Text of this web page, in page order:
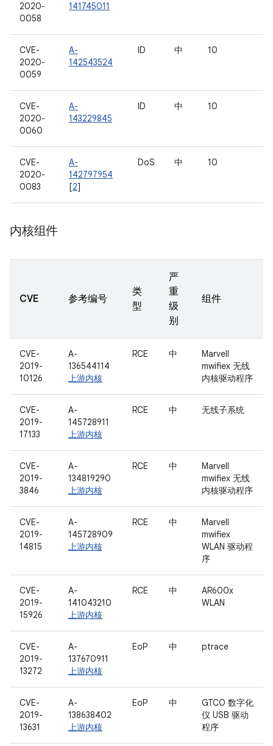
2020-
0058
141745011
CVE-
2020-
0059
A-
142543524
ID 中 10
CVE-
2020-
0060
A-
143229845
ID 中 10
CVE-
2020-
0083
A-
142797954
[2]
DoS 中 10
内核组件
CVE 参考编号
类
型
严
重
级
别
组件
CVE-
2019-
10126
A-
136544114
上游内核
RCE 中
Marvell
mwifiex 无线
内核驱动程序
CVE-
2019-
17133
A-
145728911
上游内核
RCE 中 无线子系统
CVE-
2019-
3846
A-
134819290
上游内核
RCE 中
Marvell
mwifiex 无线
内核驱动程序
CVE-
2019-
14815
A-
145728909
上游内核
RCE 中
Marvell
mwifiex
WLAN 驱动程
序
CVE-
2019-
15926
A-
141043210
上游内核
RCE 中
AR600x
WLAN
CVE-
2019-
13272
A-
137670911
上游内核
EoP 中 ptrace
CVE-
2019-
13631
A-
138638402
上游内核
EoP 中
GTCO 数字化
仪 USB 驱动
程序